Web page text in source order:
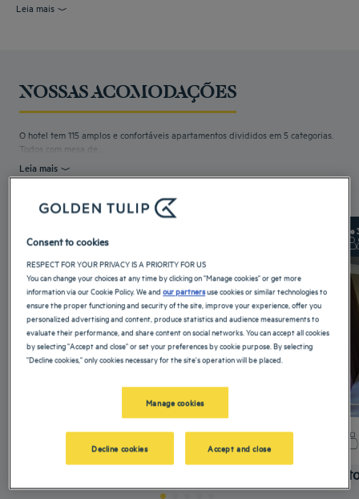
Leia mais
NOSSAS ACOMODAÇÕES
O hotel tem 115 amplos e confortáveis apartamentos divididos em 5 categorias.
Todos com mesa de...
Leia mais
Max
Consent to cookies
RESPECT FOR YOUR PRIVACY IS A PRIORITY FOR US
You can change your choices at any time by clicking on "Manage cookies" or get more
information via our Cookie Policy. We andour partnersuse cookies or similar technologies to
ensure the proper functioning and security of the site, improve your experience, offer you
personalized advertising and content, produce statistics and audience measurements to
evaluate their performance, and share content on social networks. You can accept all cookies
by selecting "Accept and close" or set your preferences by cookie purpose. By selecting
"Decline cookies," only cookies necessary for the site's operation will be placed.
Manage cookies
Decline cookies Accept and close